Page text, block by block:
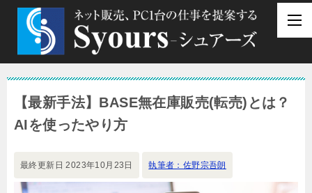
【最新手法】BASE無在庫販売(転売)とは？
AIを使ったやり方
最終更新日2023年10月23日 執筆者：佐野宗吾朗